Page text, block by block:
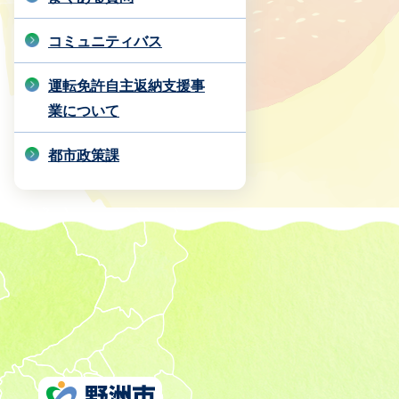
コミュニティバス
運転免許自主返納支援事
業について
都市政策課